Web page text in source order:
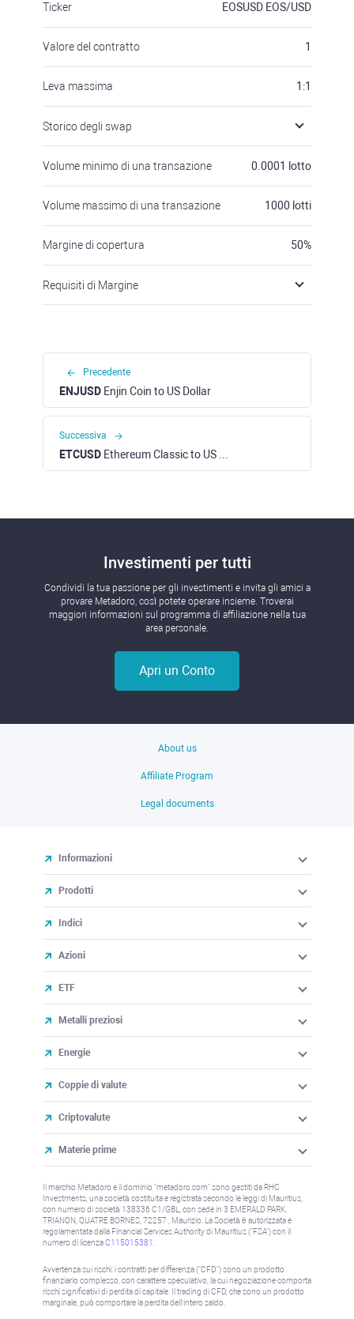
Ticker EOSUSD EOS/USD
Valore del contratto 1
Leva massima 1:1
Storico degli swap
Volume minimo di una transazione 0.0001 lotto
Volume massimo di una transazione 1000 lotti
Margine di copertura 50%
Requisiti di Margine
Precedente
ENJUSD Enjin Coin to US Dollar
Successiva
ETCUSD Ethereum Classiс to US Dollar
Investimenti per tutti
Condividi la tua passione per gli investimenti e invita gli amici a
provare Metadoro, così potete operare insieme. Troverai
maggiori informazioni sul programma di affiliazione nella tua
area personale.
Apri un Conto
About us
Affiliate Program
Legal documents
Informazioni
Prodotti
Indici
Azioni
ETF
Metalli preziosi
Energie
Coppie di valute
Criptovalute
Materie prime
Il marchio Metadoro e il dominio "metadoro.com" sono gestiti da RHC
Investments, una società costituita e registrata secondo le leggi di Mauritius,
con numero di società 138336 C1/GBL, con sede in 3 EMERALD PARK,
TRIANON, QUATRE BORNES, 72257 , Maurizio. La Società è autorizzata e
regolamentata dalla Financial Services Authority di Mauritius ("FSA") con il
numero di licenzaC115015381
Avvertenza sui rischi: i contratti per differenza ("CFD") sono un prodotto
finanziario complesso, con carattere speculativo, la cui negoziazione comporta
rischi significativi di perdita di capitale. Il trading di CFD, che sono un prodotto
marginale, può comportare la perdita dell'intero saldo.